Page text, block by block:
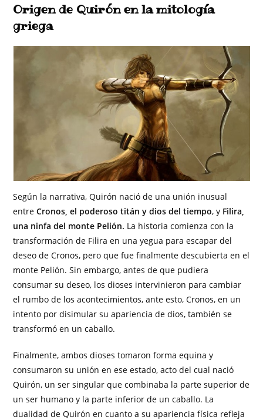
Origen de Quirón en la mitología
griega
Según la narrativa, Quirón nació de una unión inusual
entreCronos, el poderoso titán y dios del tiempo, y Filira,
una ninfa del monte Pelión. La historia comienza con la
transformación de Filira en una yegua para escapar del
deseo de Cronos, pero que fue finalmente descubierta en el
monte Pelión. Sin embargo, antes de que pudiera
consumar su deseo, los dioses intervinieron para cambiar
el rumbo de los acontecimientos, ante esto, Cronos, en un
intento por disimular su apariencia de dios, también se
transformó en un caballo.
Finalmente, ambos dioses tomaron forma equina y
consumaron su unión en ese estado, acto del cual nació
Quirón, un ser singular que combinaba la parte superior de
un ser humano y la parte inferior de un caballo. La
dualidad de Quirón en cuanto a su apariencia física refleja